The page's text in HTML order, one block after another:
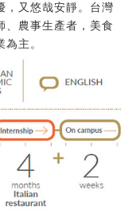
，又悠哉安靜。台灣
、農事生產者，美食
主。